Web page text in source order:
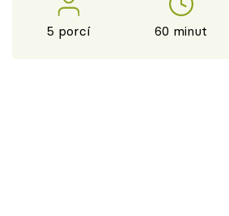
Sledujte nás
5 porcí 60 minut